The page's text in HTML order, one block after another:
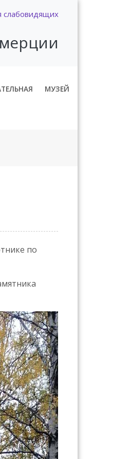
слабовидящих
МУЗЕЙ
по